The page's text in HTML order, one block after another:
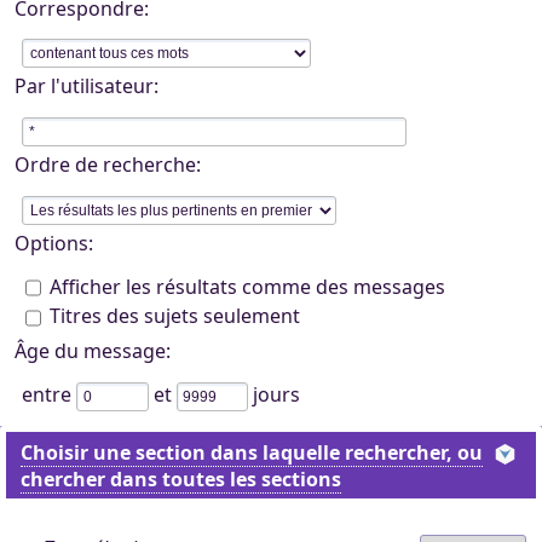
Correspondre:
Par l'utilisateur:
Ordre de recherche:
Options:
Afficher les résultats comme des messages
Titres des sujets seulement
Âge du message:
entre
et jours
Choisir une section dans laquelle rechercher, ou
chercher dans toutes les sections